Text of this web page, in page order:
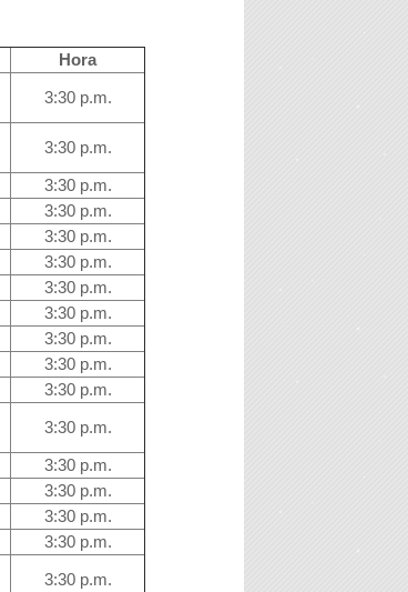
Hora
3:30 p.m.
3:30 p.m.
3:30 p.m.
3:30 p.m.
3:30 p.m.
3:30 p.m.
3:30 p.m.
3:30 p.m.
3:30 p.m.
3:30 p.m.
3:30 p.m.
3:30 p.m.
3:30 p.m.
3:30 p.m.
3:30 p.m.
3:30 p.m.
3:30 p.m.